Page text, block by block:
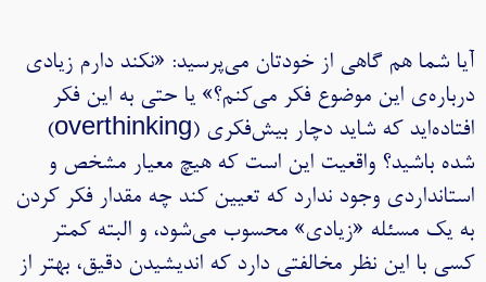
آیا شما هم گاهی از خودتان می‌پرسید: «نکند دارم زیادی
درباره‌ی این موضوع فکر می‌کنم؟» یا حتی به این فکر
افتاده‌اید که شاید دچار بیش‌فکری (overthinking)
شده باشید؟ واقعیت این است که هیچ معیار مشخص و
استانداردی وجود ندارد که تعیین کند چه مقدار فکر کردن
به یک مسئله «زیادی» محسوب می‌شود، و البته کمتر
کسی با این نظر مخالفتی دارد که اندیشیدن دقیق، بهتر از